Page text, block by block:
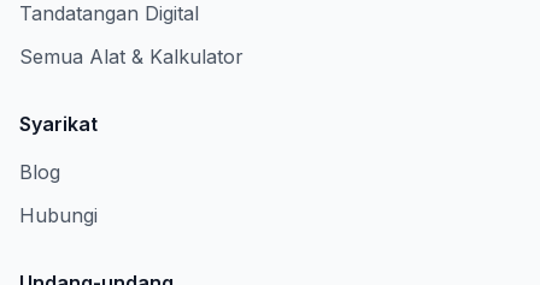
Tandatangan Digital
Semua Alat & Kalkulator
Syarikat
Blog
Hubungi